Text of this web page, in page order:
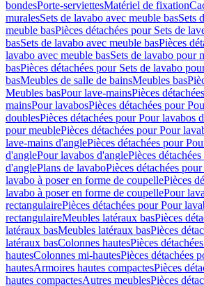
bondesPorte-serviettesMatériel de fixation
muralesSets de lavabo avec meuble basSets
meuble basPièces détachées pour Sets de
basSets de lavabo avec meuble basPièces
lavabo avec meuble basSets de lavabo pour
basPièces détachées pour Sets de lavabo
basMeubles de salle de bainsMeubles bas
Meubles basPour lave-mainsPièces
mainsPour lavabosPièces détachées pour
doublesPièces détachées pour Pour lavabos
pour meublePièces détachées pour Pour
lave-mains d'anglePièces détachées pour
d'anglePour lavabos d'anglePièces
d'anglePlans de lavaboPièces détachées
lavabo à poser en forme de coupellePièces
lavabo à poser en forme de coupellePour
rectangulairePièces détachées pour Pour
rectangulaireMeubles latéraux basPièces
latéraux basMeubles latéraux basPièces
latéraux basColonnes hautesPièces
hautesColonnes mi-hautesPièces détachées
hautesArmoires hautes compactesPièces
hautes compactesAutres meublesPièces